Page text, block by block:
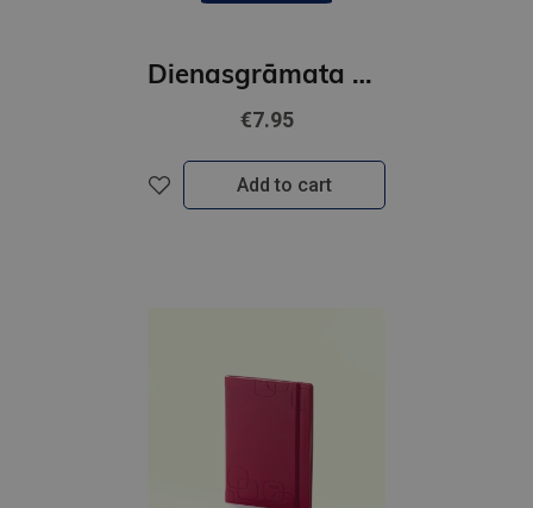
Dienasgrāmata ADVOKATE balacron pelēks
€7.95
Add to cart